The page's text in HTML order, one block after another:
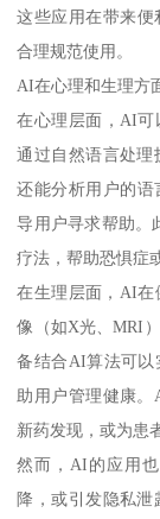
这些应用在带来
合理规范使用。
AI在心理和生理方
在心理层面，AI可
通过自然语言处
还能分析用户的语
导用户寻求帮助。
疗法，帮助恐惧症
在生理层面，AI在
像（如X光、MRI
备结合AI算法可以
助用户管理健康
新药发现，或为患
然而，AI的应用
降，或引发隐私